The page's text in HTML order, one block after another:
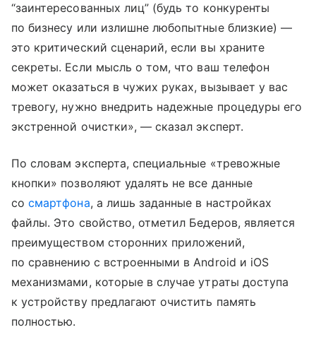
“заинтересованных лиц” (будь то конкуренты
по бизнесу или излишне любопытные близкие) —
это критический сценарий, если вы храните
секреты. Если мысль о том, что ваш телефон
может оказаться в чужих руках, вызывает у вас
тревогу, нужно внедрить надежные процедуры его
экстренной очистки», — сказал эксперт.
По словам эксперта, специальные «тревожные
кнопки» позволяют удалять не все данные
сосмартфона, а лишь заданные в настройках
файлы. Это свойство, отметил Бедеров, является
преимуществом сторонних приложений,
по сравнению с встроенными в Android и iOS
механизмами, которые в случае утраты доступа
к устройству предлагают очистить память
полностью.